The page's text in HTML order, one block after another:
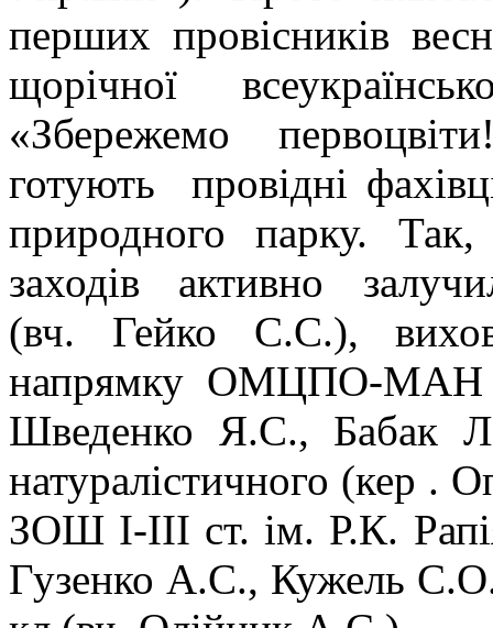
перших провісників
щорічної
«Збережемо
готують провідні
природного парку.
заходів активно
(вч. Гейко С.С.),
напрямку ОМЦПО-МАН
Шведенко Я.С., Бабак
натуралістичного (кер .
ЗОШ І-ІІІ ст. ім. Р.К.
Гузенко А.С., Кужель